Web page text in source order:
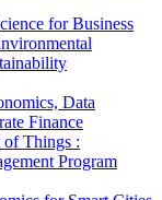
for Business
Data
Finance
Things :
Program